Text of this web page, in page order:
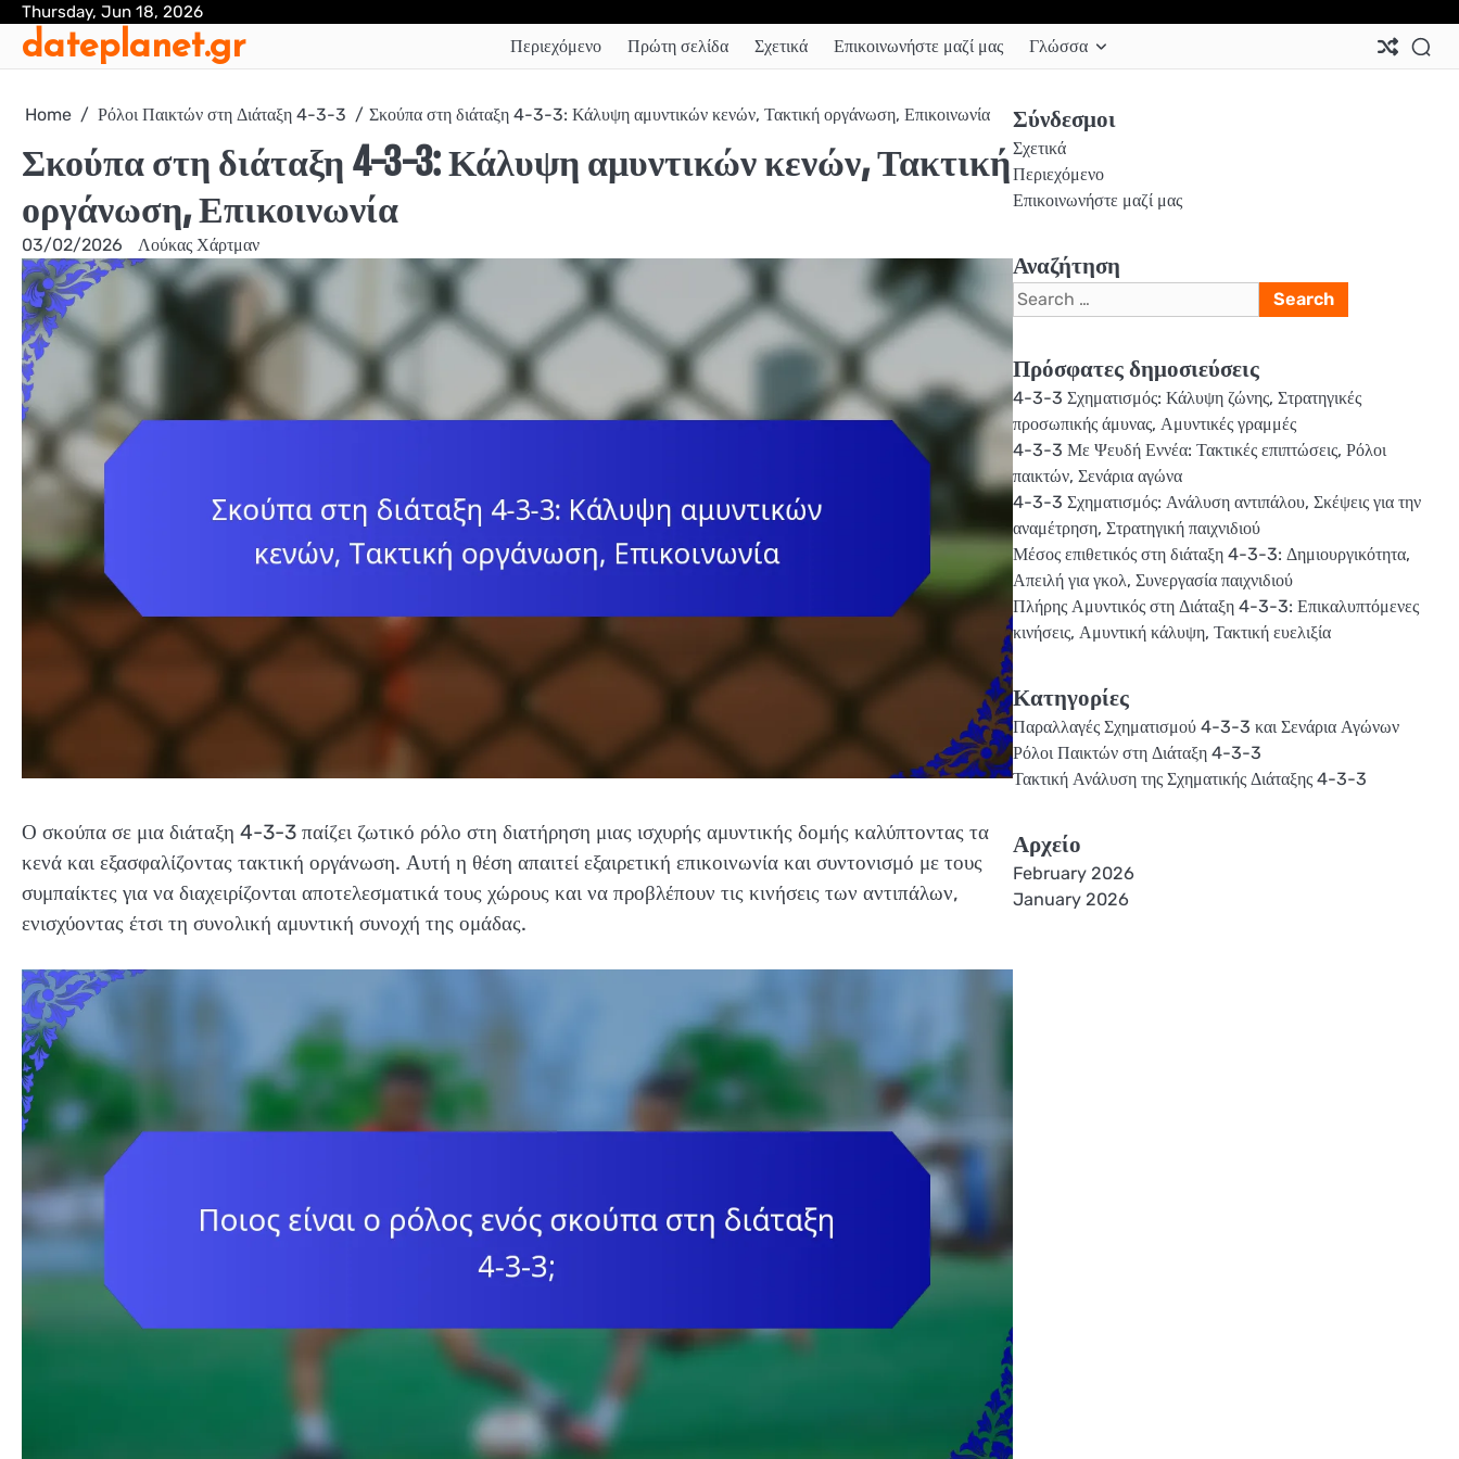
Skip
content
Thursday, Jun 18, 2026
dateplanet.gr Περιεχόμενο Πρώτη σελίδα Σχετικά Επικοινωνήστε μαζί μας Γλώσσα
Home Ρόλοι Παικτών στη Διάταξη 4-3-3 Σκούπα στη διάταξη 4-3-3: Κάλυψη αμυντικών κενών, Τακτική οργάνωση, Επικοινωνία
Σκούπα στη διάταξη 4-3-3: Κάλυψη αμυντικών κενών, Τακτική
οργάνωση, Επικοινωνία
03/02/2026 Λούκας Χάρτμαν
Ο σκούπα σε μια διάταξη 4-3-3 παίζει ζωτικό ρόλο στη διατήρηση μιας ισχυρής αμυντικής δομής καλύπτοντας τα
κενά και εξασφαλίζοντας τακτική οργάνωση. Αυτή η θέση απαιτεί εξαιρετική επικοινωνία και συντονισμό με τους
συμπαίκτες για να διαχειρίζονται αποτελεσματικά τους χώρους και να προβλέπουν τις κινήσεις των αντιπάλων,
ενισχύοντας έτσι τη συνολική αμυντική συνοχή της ομάδας.
Σύνδεσμοι
Σχετικά
Περιεχόμενο
Επικοινωνήστε μαζί μας
Αναζήτηση
Search
for:
Πρόσφατες δημοσιεύσεις
4-3-3 Σχηματισμός: Κάλυψη ζώνης, Στρατηγικές
προσωπικής άμυνας, Αμυντικές γραμμές
4-3-3 Με Ψευδή Εννέα: Τακτικές επιπτώσεις, Ρόλοι
παικτών, Σενάρια αγώνα
4-3-3 Σχηματισμός: Ανάλυση αντιπάλου, Σκέψεις για την
αναμέτρηση, Στρατηγική παιχνιδιού
Μέσος επιθετικός στη διάταξη 4-3-3: Δημιουργικότητα,
Απειλή για γκολ, Συνεργασία παιχνιδιού
Πλήρης Αμυντικός στη Διάταξη 4-3-3: Επικαλυπτόμενες
κινήσεις, Αμυντική κάλυψη, Τακτική ευελιξία
Κατηγορίες
Παραλλαγές Σχηματισμού 4-3-3 και Σενάρια Αγώνων
Ρόλοι Παικτών στη Διάταξη 4-3-3
Τακτική Ανάλυση της Σχηματικής Διάταξης 4-3-3
Αρχείο
February 2026
January 2026